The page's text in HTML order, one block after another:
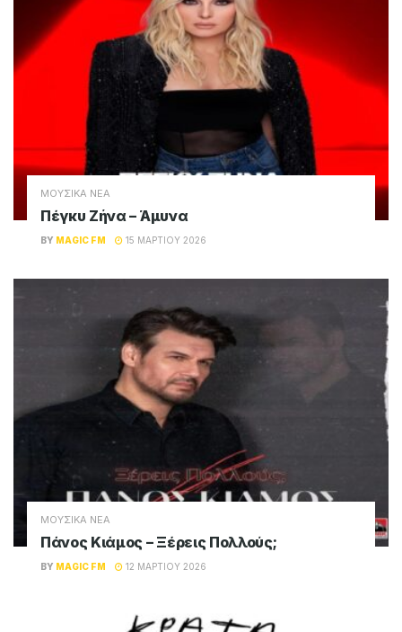
ΜΟΥΣΙΚΑ ΝΕΑ
Πέγκυ Ζήνα – Άμυνα
BY MAGIC FM 15 ΜΑΡΤΊΟΥ 2026
ΜΟΥΣΙΚΑ ΝΕΑ
Πάνος Κιάμος – Ξέρεις Πολλούς;
BY MAGIC FM 12 ΜΑΡΤΊΟΥ 2026